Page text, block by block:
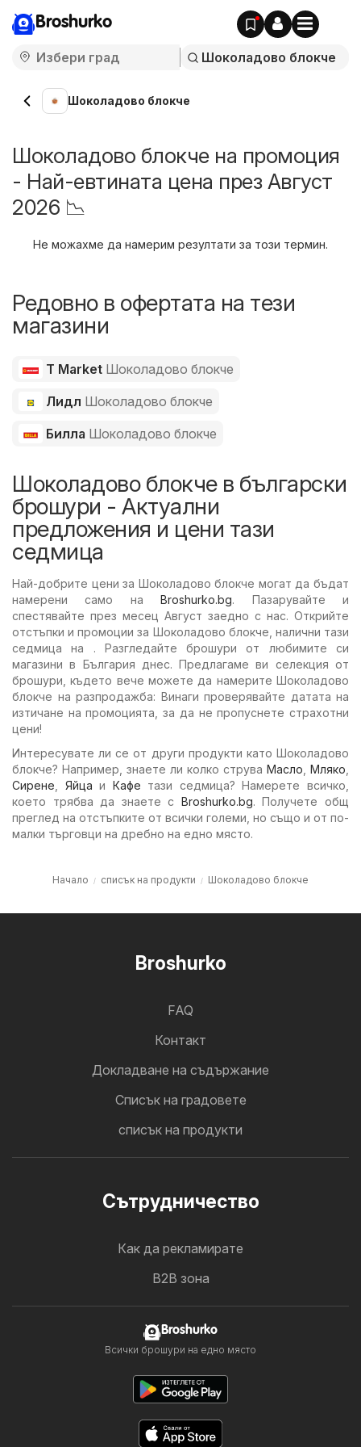
Broshurko
Шоколадово блокче
Шоколадово блокче на промоция
- Най-евтината цена през Август
2026 📉
Не можахме да намерим резултати за този термин.
Редовно в офертата на тези
магазини
T Market Шоколадово блокче
Лидл Шоколадово блокче
Билла Шоколадово блокче
Шоколадово блокче в български
брошури - Актуални
предложения и цени тази
седмица
Най-добрите цени за Шоколадово блокче могат да бъдат
намерени само наBroshurko.bg. Пазарувайте и
спестявайте през месец Август заедно с нас. Открийте
отстъпки и промоции за Шоколадово блокче, налични тази
седмица на . Разгледайте брошури от любимите си
магазини в България днес. Предлагаме ви селекция от
брошури, където вече можете да намерите Шоколадово
блокче на разпродажба: Винаги проверявайте датата на
изтичане на промоцията, за да не пропуснете страхотни
цени!
Интересувате ли се от други продукти като Шоколадово
блокче? Например, знаете ли колко струва Масло Мляко
Сирене
Яйца и Кафе тази седмица? Намерете всичко,
което трябва да знаете с Broshurko.bg. Получете общ
преглед на отстъпките от всички големи, но също и от по-
малки търговци на дребно на едно място.
Начало списък на продукти Шоколадово блокче
Broshurko
FAQ
Контакт
Докладване на съдържание
Cписък на градовете
списък на продукти
Cътрудничество
Как да рекламирате
B2B зона
Broshurko
Всички брошури на едно място